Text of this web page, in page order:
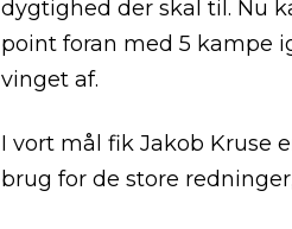
dygtighed der skal til. Nu
point foran med 5 kampe
vinget af.
I vort mål fik Jakob Kruse
brug for de store